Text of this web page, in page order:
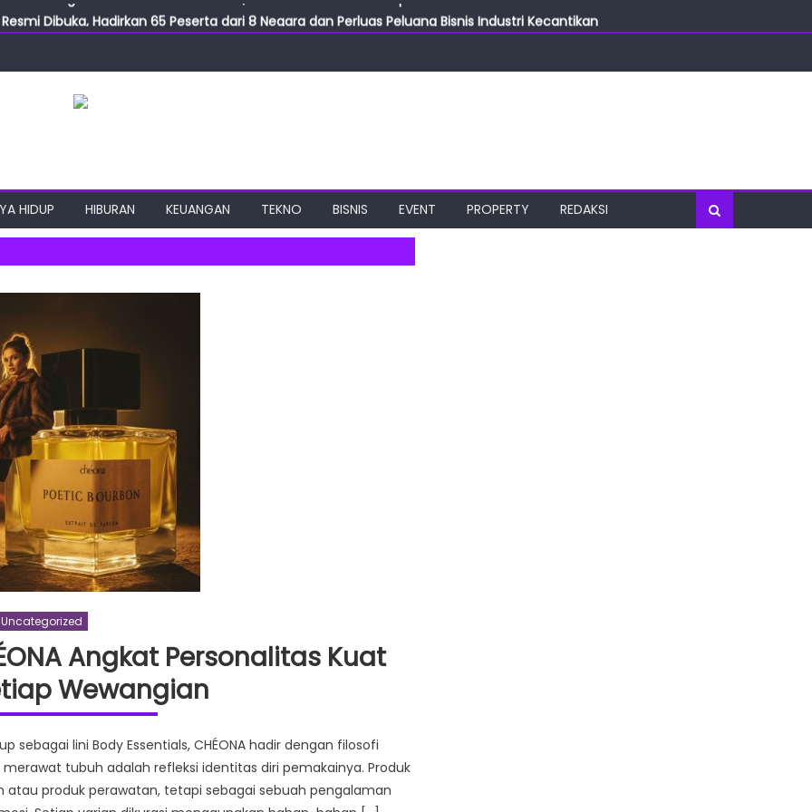
Dibuka, Hadirkan 65 Peserta dari 8 Negara dan Perluas Peluang Bisnis Industri Kecantikan
ILF dan IGT Expo 2026, Industri Manufaktur Siap Naik Kelas
Usung Festival PEANUTS Terbesar, PIK Jadi Destinasi Baru Sport Tourism
HIDUP HIBURAN KEUANGAN TEKNO BISNIS EVENT PROPERTY REDAKSI
Uncategorized
Angkat Personalitas Kuat
Wewangian
sebagai lini Body Essentials, CHÉONA hadir dengan filosofi
tubuh adalah refleksi identitas diri pemakainya. Produk
atau produk perawatan, tetapi sebagai sebuah pengalaman